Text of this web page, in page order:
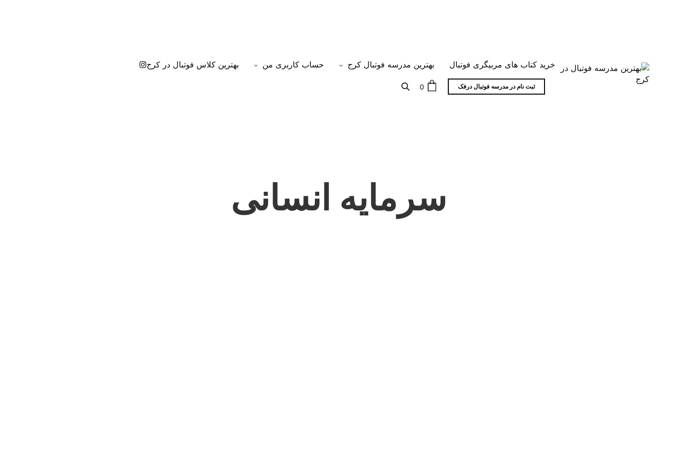
خرید کتاب های مربیگری فوتبال بهترین مدرسه فوتبال کرج حساب کاربری من بهترین کلاس فوتبال در کرج
ثبت نام در مدرسه فوتبال درفک 0
سرمایه انسانی